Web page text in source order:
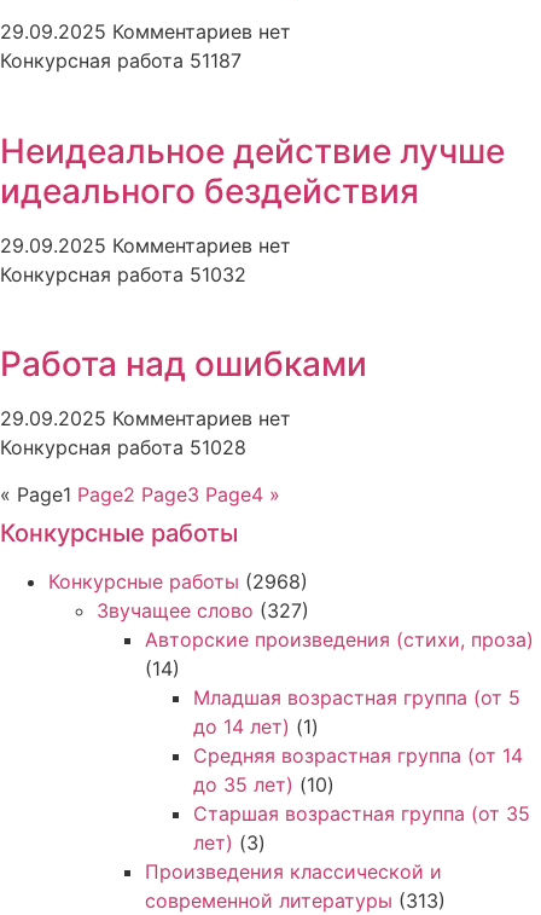
29.09.2025 Комментариев нет
Конкурсная работа 51187
Неидеальное действие лучше
идеального бездействия
29.09.2025 Комментариев нет
Конкурсная работа 51032
Работа над ошибками
29.09.2025 Комментариев нет
Конкурсная работа 51028
« Page1 Page2 Page3 Page4 »
Конкурсные работы
Конкурсные работы (2968)
Звучащее слово (327)
Авторские произведения (стихи, проза)
(14)
Младшая возрастная группа (от 5
до 14 лет) (1)
Средняя возрастная группа (от 14
до 35 лет) (10)
Старшая возрастная группа (от 35
лет) (3)
Произведения классической и
современной литературы (313)